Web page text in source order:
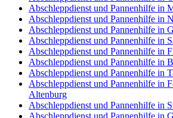
Abschleppdienst und Pannenhilfe in
Abschleppdienst und Pannenhilfe in
Abschleppdienst und Pannenhilfe in
Abschleppdienst und Pannenhilfe in
Abschleppdienst und Pannenhilfe in
Abschleppdienst und Pannenhilfe in
Abschleppdienst und Pannenhilfe in
Abschleppdienst und Pannenhilfe in
Altenburg
Abschleppdienst und Pannenhilfe in
Abschleppdienst und Pannenhilfe in